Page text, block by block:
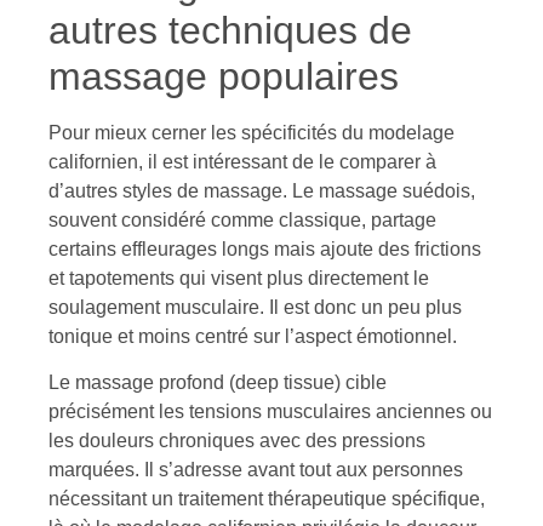
autres techniques de
massage populaires
Pour mieux cerner les spécificités du modelage
californien, il est intéressant de le comparer à
d’autres styles de massage. Le massage suédois,
souvent considéré comme classique, partage
certains effleurages longs mais ajoute des frictions
et tapotements qui visent plus directement le
soulagement musculaire. Il est donc un peu plus
tonique et moins centré sur l’aspect émotionnel.
Le massage profond (deep tissue) cible
précisément les tensions musculaires anciennes ou
les douleurs chroniques avec des pressions
marquées. Il s’adresse avant tout aux personnes
nécessitant un traitement thérapeutique spécifique,